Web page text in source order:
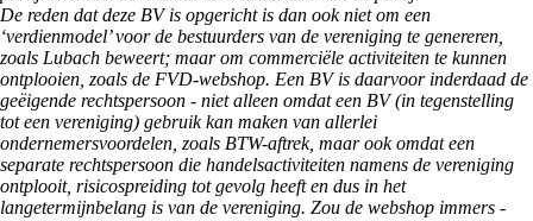
De reden dat deze BV is opgericht is dan ook niet om een
‘verdienmodel’ voor de bestuurders van de vereniging te genereren,
zoals Lubach beweert; maar om commerciële activiteiten te kunnen
ontplooien, zoals de FVD-webshop. Een BV is daarvoor inderdaad de
geëigende rechtspersoon - niet alleen omdat een BV (in tegenstelling
tot een vereniging) gebruik kan maken van allerlei
ondernemersvoordelen, zoals BTW-aftrek, maar ook omdat een
separate rechtspersoon die handelsactiviteiten namens de vereniging
ontplooit, risicospreiding tot gevolg heeft en dus in het
langetermijnbelang is van de vereniging. Zou de webshop immers -